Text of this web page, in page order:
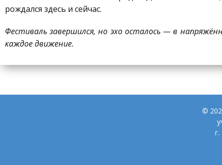
рождался здесь и сейчас.
Фестиваль завершился, но эхо осталось — в
каждое движение.
©